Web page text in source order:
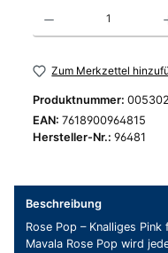
Produkt Anzahl: Gib den
Zum Merkzettel
Produktnummer: 005302
EAN: 7618900964815
Hersteller-Nr.: 96481
Beschreibung
Rose Pop – Knalliges
Mavala Rose Pop wird